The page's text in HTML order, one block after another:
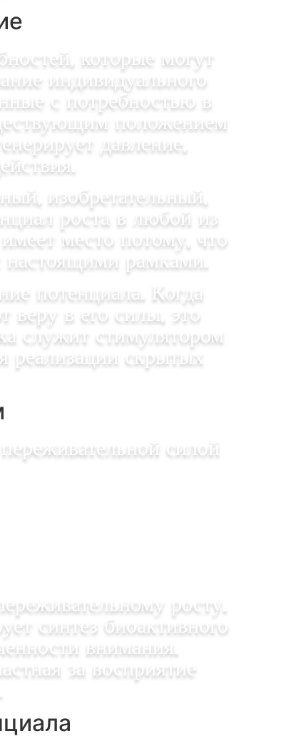
которые могут
индивидуального
с потребностью в
положением
давление,
изобретательный,
роста в любой из
место потому, что
рамками.
потенциала. Когда
в его силы, это
служит стимулятором
реализации скрытых
силой
росту.
синтез биоактивного
внимания.
за восприятие